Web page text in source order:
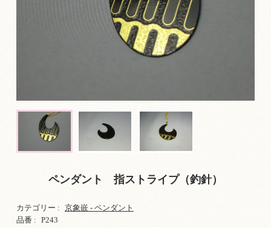
ペンダント 指ストライプ（釣針）
カテゴリー : 京象嵌 - ペンダント
品番 : P243